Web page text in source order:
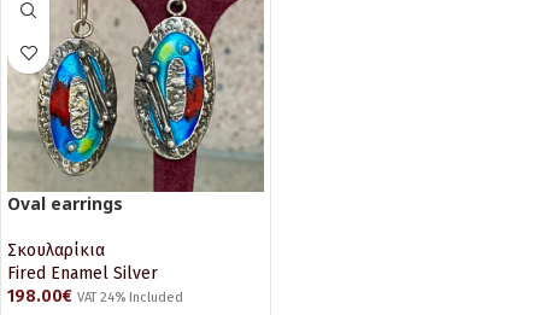
Oval earrings
Σκουλαρίκια
Fired Enamel Silver
198.00€ VAT 24% Included